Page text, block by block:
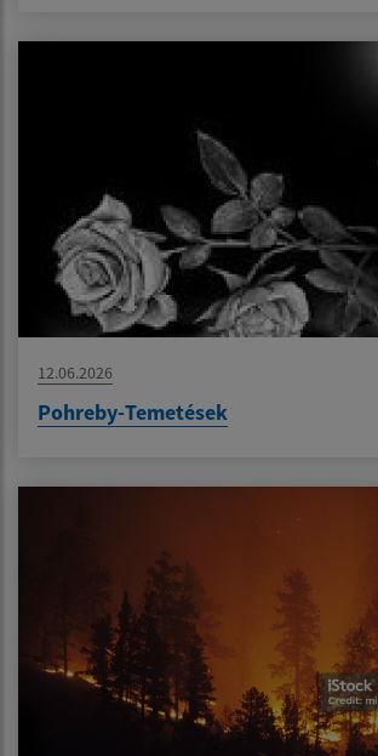
12.06.2026
Pohreby-Temetések